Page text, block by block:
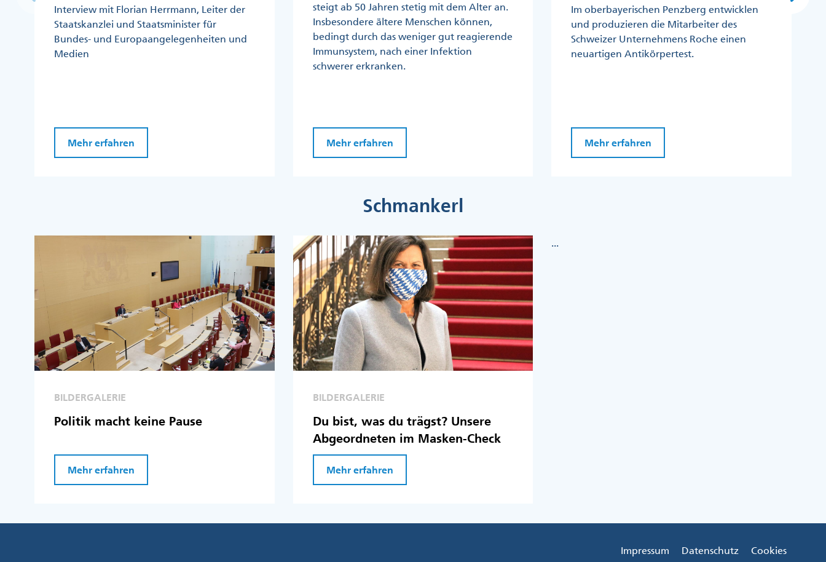
Interview mit Florian Herrmann, Leiter der
Staatskanzlei und Staatsminister für
Bundes- und Europaangelegenheiten und
Medien
Mehr erfahren
steigt ab 50 Jahren stetig mit dem Alter an.
Insbesondere ältere Menschen können,
bedingt durch das weniger gut reagierende
Immunsystem, nach einer Infektion
schwerer erkranken.
Mehr erfahren
Im oberbayerischen Penzberg entwicklen
und produzieren die Mitarbeiter des
Schweizer Unternehmens Roche einen
neuartigen Antikörpertest.
Mehr erfahren
Schmankerl
BILDERGALERIE
Politik macht keine Pause
Mehr erfahren
BILDERGALERIE
Du bist, was du trägst? Unsere
Abgeordneten im Masken-Check
Mehr erfahren
...
Cookies
Datenschutz
Impressum